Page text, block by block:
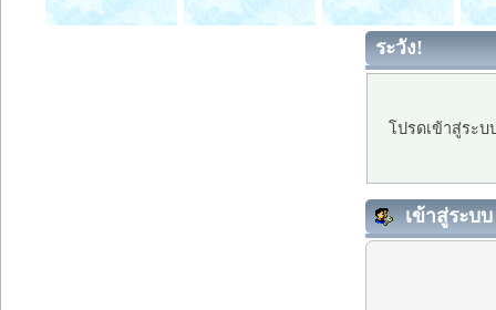
ระวัง!
โปรดเข้าสู่ระ
เข้าสู่ระบบ